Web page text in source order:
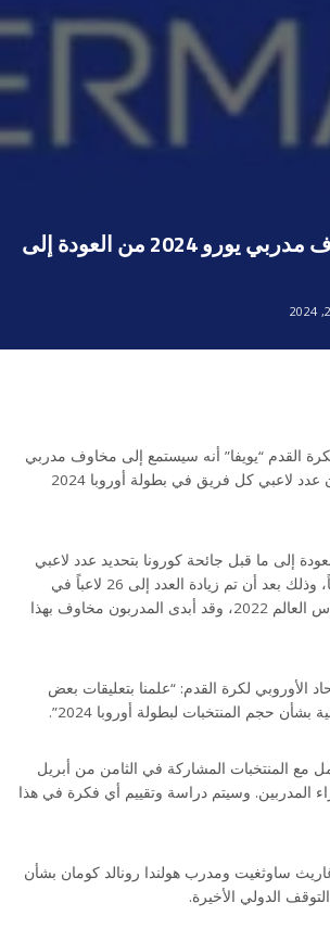
يويفا” يبدد مخاوف مدربي يورو 2024 من العودة إلى
لكرة القدم “يويفا” أنه سيستمع إلى مخاوف مدربي
المنتخبات الوطنية بشأن عدد لاعبي كل فريق في بطولة أوروبا 2024
إلى ما قبل جائحة كورونا بتحديد عدد لاعبي
كل منتخب عند 23 لاعباً، وذلك بعد أن تم زيادة العدد إلى 26 لاعباً في
بطولة أوروبا 2020 وكأس العالم 2022، وقد أبدى المدربون مخاوف بهذا
الأوروبي لكرة القدم: “علمنا بتعليقات بعض
حجم المنتخبات لبطولة أوروبا 2024”.
مع المنتخبات المشاركة في الثامن من أبريل
المدربين. وسيتم دراسة وتقييم أي فكرة في هذا
ساوثغيت ومدرب هولندا رونالد كومان بشأن
الدولي الأخيرة.